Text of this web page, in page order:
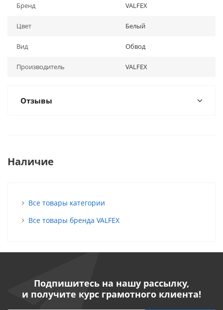
Бренд VALFEX
Цвет Белый
Вид Обвод
Производитель VALFEX
Отзывы
Наличие
Все товары категории
Все товары бренда VALFEX
Подпишитесь на нашу рассылку,
и получите курс грамотного клиента!